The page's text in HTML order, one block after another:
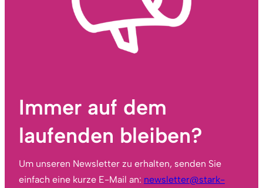
Immer auf dem
laufenden bleiben?
Um unseren Newsletter zu erhalten, senden Sie
einfach eine kurze E-Mail an: newsletter@stark-